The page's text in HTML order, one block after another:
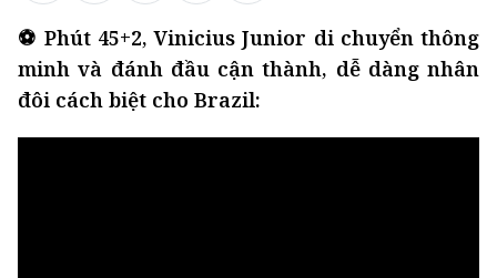
⚽ Phút 45+2, Vinicius Junior di chuyển thông
minh và đánh đầu cận thành, dễ dàng nhân
đôi cách biệt cho Brazil: